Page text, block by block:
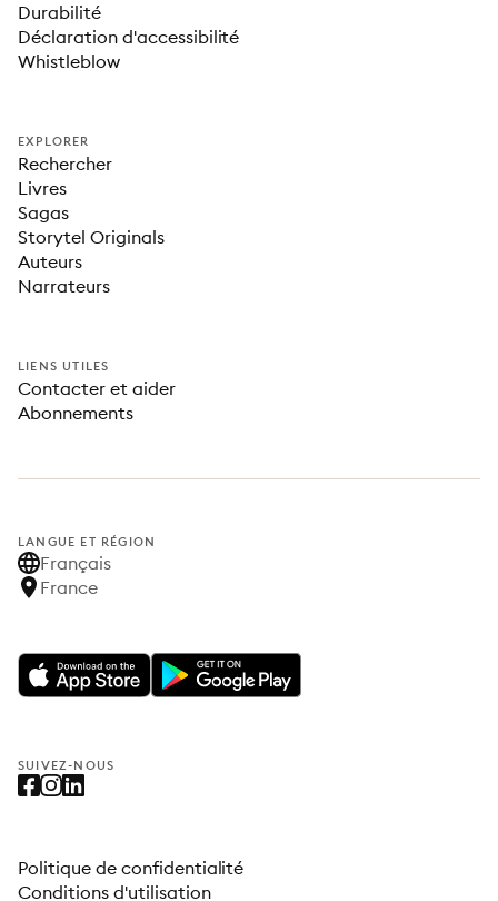
Durabilité
Déclaration d'accessibilité
Whistleblow
EXPLORER
Rechercher
Livres
Sagas
Storytel Originals
Auteurs
Narrateurs
LIENS UTILES
Contacter et aider
Abonnements
LANGUE ET RÉGION
Français
France
SUIVEZ-NOUS
Politique de confidentialité
Conditions d'utilisation